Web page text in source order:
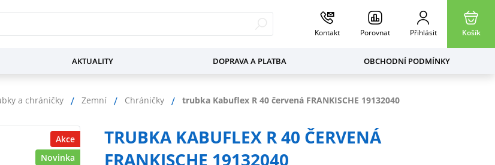
Kontakt Porovnat Přihlásit Košík
AKTUALITY DOPRAVA A PLATBA OBCHODNÍ PODMÍNKY
a chráničky Zemní Chráničky trubka Kabuflex R 40 červená FRANKISCHE 19132040
TRUBKA KABUFLEX R 40 ČERVENÁ
FRANKISCHE 19132040
Akce
Novinka